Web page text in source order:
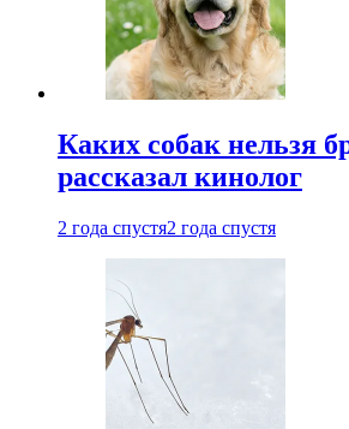
Каких собак нельзя
рассказал кинолог
2 года спустя2 года спустя